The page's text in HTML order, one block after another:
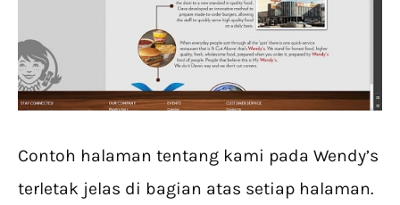
Contoh halaman tentang kami pada Wendy’s
terletak jelas di bagian atas setiap halaman.